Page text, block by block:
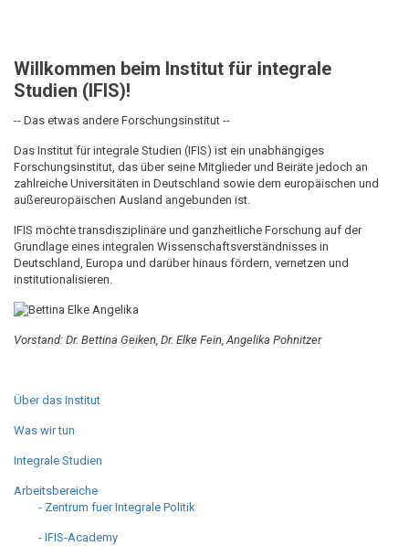
Willkommen beim Institut für integrale
Studien (IFIS)!
-- Das etwas andere Forschungsinstitut --
Das Institut für integrale Studien (IFIS) ist ein unabhängiges
Forschungsinstitut, das über seine Mitglieder und Beiräte jedoch an
zahlreiche Universitäten in Deutschland sowie dem europäischen und
außereuropäischen Ausland angebunden ist.
IFIS möchte transdisziplinäre und ganzheitliche Forschung auf der
Grundlage eines integralen Wissenschaftsverständnisses in
Deutschland, Europa und darüber hinaus fördern, vernetzen und
institutionalisieren.
Vorstand: Dr. Bettina Geiken, Dr. Elke Fein, Angelika Pohnitzer
Über das Institut
Was wir tun
Integrale Studien
Arbeitsbereiche
- Zentrum fuer Integrale Politik
- IFIS-Academy